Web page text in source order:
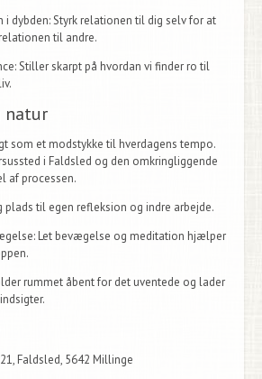
i dybden:Styrk relationen til dig selv for at
til andre.
Stiller skarpt på hvordan vi finder ro til
natur
som et modstykke til hverdagens tempo.
i Faldsled og den omkringliggende
af processen.
plads til egen refleksion og indre arbejde.
Let bevægelse og meditation hjælper
rummet åbent for det uventede og lader
Faldsled, 5642 Millinge